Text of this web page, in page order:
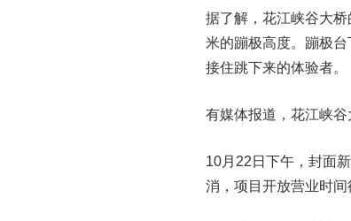
据了解，花江峡谷大
米的蹦极高度。蹦极
接住跳下来的体验者。
有媒体报道，花江峡
10月22日下午，封面
消，项目开放营业时间